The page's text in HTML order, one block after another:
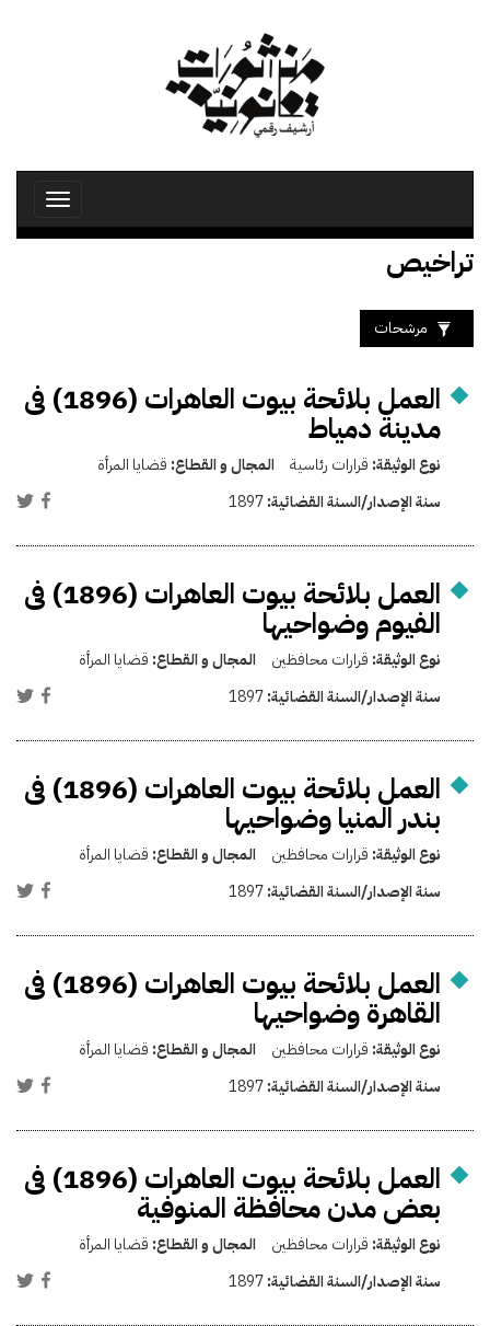
Toggle
تراخيص
مرشحات
العمل بلائحة بيوت العاهرات (1896) فى
مدينة دمياط
نوع الوثيقة: قرارات رئاسية المجال و القطاع: قضايا المرأة
سنة الإصدار/السنة القضائية:1897
العمل بلائحة بيوت العاهرات (1896) فى
الفيوم وضواحيها
نوع الوثيقة: قرارات محافظين المجال و القطاع: قضايا المرأة
سنة الإصدار/السنة القضائية:1897
العمل بلائحة بيوت العاهرات (1896) فى
بندر المنيا وضواحيها⁩
نوع الوثيقة: قرارات محافظين المجال و القطاع: قضايا المرأة
سنة الإصدار/السنة القضائية:1897
العمل بلائحة بيوت العاهرات (1896) فى
القاهرة وضواحيها
نوع الوثيقة: قرارات محافظين المجال و القطاع: قضايا المرأة
سنة الإصدار/السنة القضائية:1897
العمل بلائحة بيوت العاهرات (1896) فى
بعض مدن محافظة المنوفية
نوع الوثيقة: قرارات محافظين المجال و القطاع: قضايا المرأة
سنة الإصدار/السنة القضائية:1897